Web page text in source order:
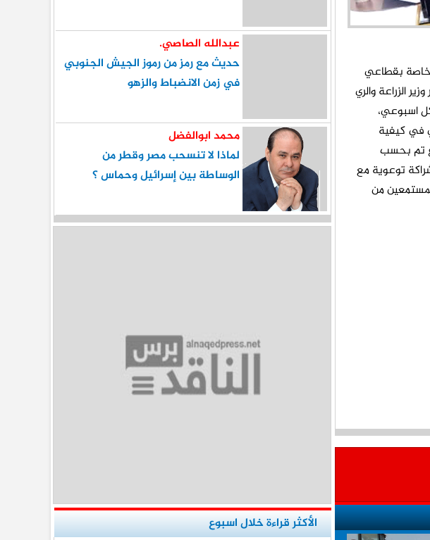
عبدالله الصاصي.
حديث مع رمز من رموز الجيش الجنوبي
في زمن الانضباط والزهو
محمد ابوالفضل
لماذا لا تنسحب مصر وقطر من
الوساطة بين إسرائيل وحماس ؟
الأكثر قراءة خلال اسبوع
خاصة بقطاعي
الزراعة والري
اسبوعي،
في كيفية
تم بحسب
توعوية مع
من